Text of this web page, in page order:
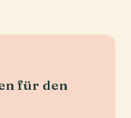
für den